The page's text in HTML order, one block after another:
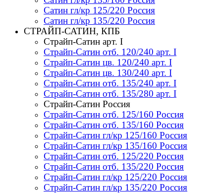
Сатин гл/кр 125/220 Россия
Сатин гл/кр 135/220 Россия
СТРАЙП-САТИН, КПБ
Страйп-Сатин арт. I
Страйп-Сатин отб. 120/240 арт. I
Страйп-Сатин цв. 120/240 арт. I
Страйп-Сатин цв. 130/240 арт. I
Страйп-Сатин отб. 135/240 арт. I
Страйп-Сатин отб. 135/280 арт. I
Страйп-Сатин Россия
Страйп-Сатин отб. 125/160 Россия
Страйп-Сатин отб. 135/160 Россия
Страйп-Сатин гл/кр 125/160 Россия
Страйп-Сатин гл/кр 135/160 Россия
Страйп-Сатин отб. 125/220 Россия
Страйп-Сатин отб. 135/220 Россия
Страйп-Сатин гл/кр 125/220 Россия
Страйп-Сатин гл/кр 135/220 Россия